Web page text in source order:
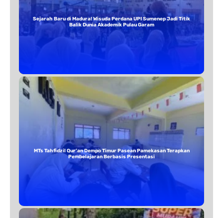
Sejarah Baru di Madura! Wisuda Perdana UPI Sumenep Jadi Titik
Balik Dunia Akademik Pulau Garam
MTs Tahfidzil Qur’an Dempo Timur Pasean Pamekasan Terapkan
Pembelajaran Berbasis Presentasi